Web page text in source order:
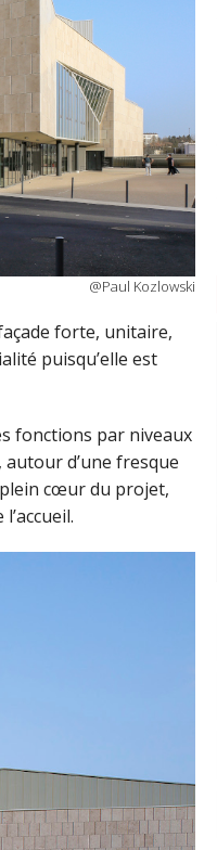
@Paul Kozlowski
forte, unitaire,
puisqu’elle est
fonctions par niveaux
d’une fresque
plein cœur du projet,